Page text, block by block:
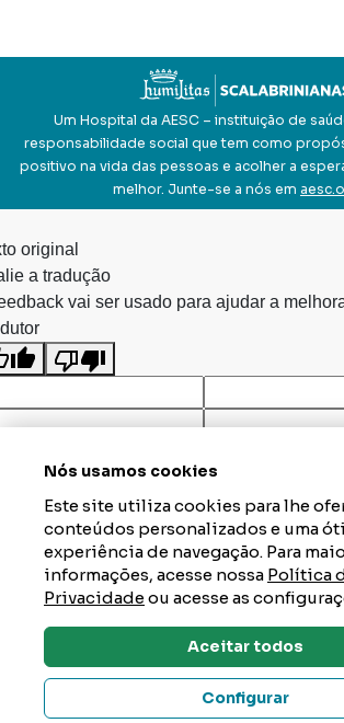
Um Hospital da AESC – instituição de
responsabilidade social que tem como
positivo na vida das pessoas e acolher a
melhor. Junte-se a nós em
Dúvidas?
Nós usamos cookies
Este site utiliza cookies para lhe
conteúdos personalizados e uma
experiência de navegação. Para
informações, acesse nossa Política
Privacidadeou acesse as
Aceitar todos
Configurar
original
a tradução
vai ser usado para ajudar a